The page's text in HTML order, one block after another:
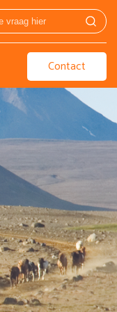
Contact